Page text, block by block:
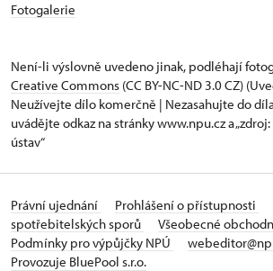
Fotogalerie
Není-li výslovně uvedeno jinak, podléhají
Creative Commons (CC BY-NC-ND 3.0 CZ)
Neužívejte dílo komerčně | Nezasahujte do
uvádějte odkaz na stránky www.npu.cz a
ústav“
Právní ujednání Prohlášení o přístupnosti
spotřebitelských sporů
Všeobecné
Podmínky pro výpůjčky NPÚ
Provozuje BluePool s.r.o.